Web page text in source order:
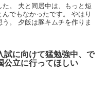
。 夫と同居中は、もっと短
でもなかったです。 やはり
。 夕飯は豚キムチを作りま
試に向けて猛勉強中、で
公立に行ってほしい